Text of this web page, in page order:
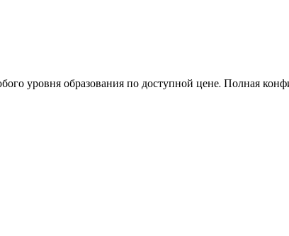
уровня образования по доступной цене. Полная